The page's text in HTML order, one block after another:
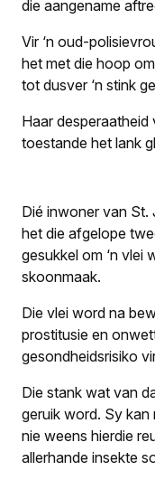
die aangename
Vir ‘n oud-
het met die hoop
tot dusver ‘n stink
Haar desperaatheid
toestande het lank
Dié inwoner van St.
het die afgelope
gesukkel om ‘n vlei
skoonmaak.
Die vlei word na
prostitusie en
gesondheidsrisiko
Die stank wat van
geruik word. Sy kan
nie weens hierdie
allerhande insekte